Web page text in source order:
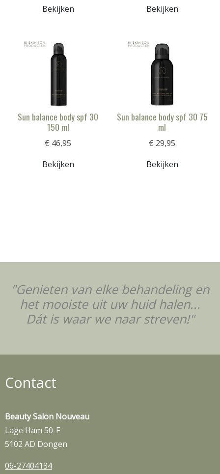
Bekijken
Bekijken
Sun balance body spf 30
150 ml
€ 46,95
Bekijken
Sun balance body spf 30 75
ml
€ 29,95
Bekijken
"Genieten van elke behandeling en
het mooiste uit uw huid halen...
Dát is waar we naar streven!"
Contact
Beauty Salon Nouveau
Lage Ham 50-F
5102 AD Dongen
06-27404134